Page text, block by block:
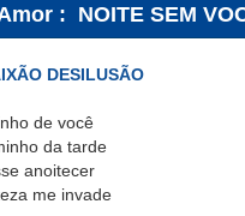
: NOITE SEM
DESILUSÃO
de você
da tarde
anoitecer
me invade